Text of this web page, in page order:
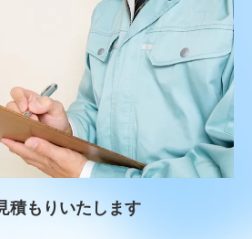
積もりいたします